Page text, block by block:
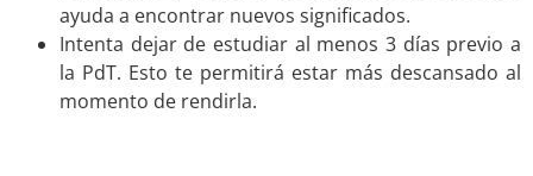
ayuda a encontrar nuevos significados.
Intenta dejar de estudiar al menos 3 días previo a
la PdT. Esto te permitirá estar más descansado al
momento de rendirla.